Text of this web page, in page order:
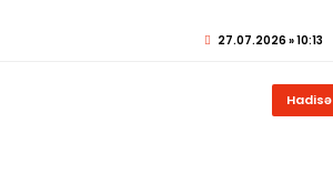
27.07.2026 » 10:13
Hadisə